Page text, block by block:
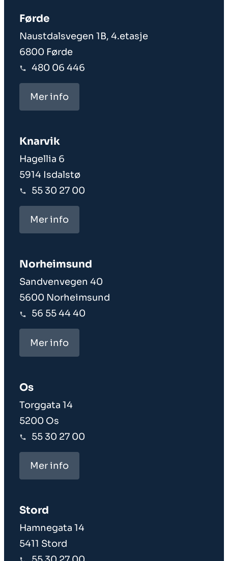
Førde
Naustdalsvegen 1B, 4.etasje
6800 Førde
480 06 446
Mer info
Knarvik
Hagellia 6
5914 Isdalstø
55 30 27 00
Mer info
Norheim­sund
Sandvenvegen 40
5600 Norheimsund
56 55 44 40
Mer info
Os
Torggata 14
5200 Os
55 30 27 00
Mer info
Stord
Hamnegata 14
5411 Stord